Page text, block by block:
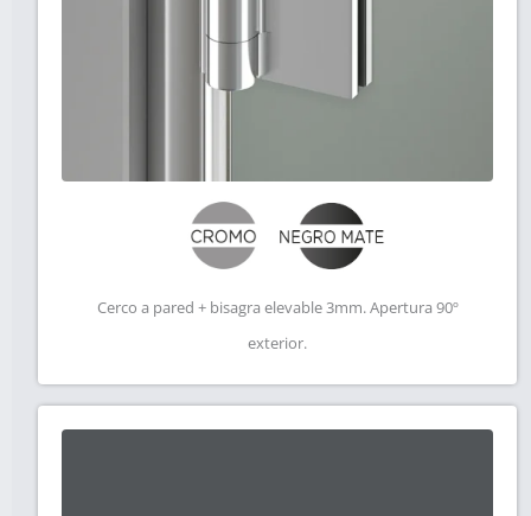
Cerco a pared + bisagra elevable 3mm. Apertura 90º
exterior.